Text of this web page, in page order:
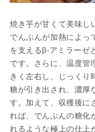
焼き芋が甘くて美味し
でんぷんが加熱によっ
を支えるβ-アミラーゼ
です。さらに、温度管
きく左右し、じっくり
糖が引き出され、濃厚
す。加えて、収穫後に
れば、でんぷんの糖化
れるような極上の仕上